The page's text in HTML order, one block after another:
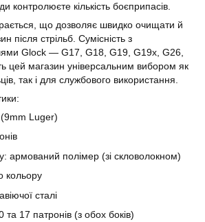
контролюєте кількість боєприпасів.
що дозволяє швидко очищати й
після стрільб. Сумісність з
Glock — G17, G18, G19, G19x, G26,
цей магазин універсальним вибором як
так і для службового використання.
Luger)
армований полімер (зі скловолокном)
кольору
сталі
та 17 патронів (з обох боків)